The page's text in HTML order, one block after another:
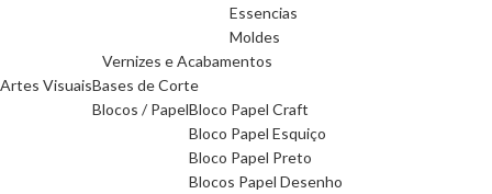
Essencias
Moldes
Vernizes e Acabamentos
Artes VisuaisBases de Corte
Blocos / PapelBloco Papel Craft
Bloco Papel Esquiço
Bloco Papel Preto
Blocos Papel Desenho